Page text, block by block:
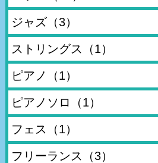
ジャズ（3）
ストリングス （1）
ピアノ （1）
ピアノソロ （1）
フェス （1）
フリーランス （3）